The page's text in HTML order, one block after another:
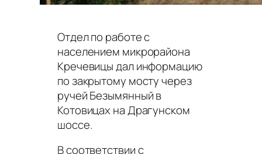
Отдел по работе с
населением микрорайона
Кречевицы дал информацию
по закрытому мосту через
ручей Безымянный в
Котовицах на Драгунском
шоссе.
В соответствии с